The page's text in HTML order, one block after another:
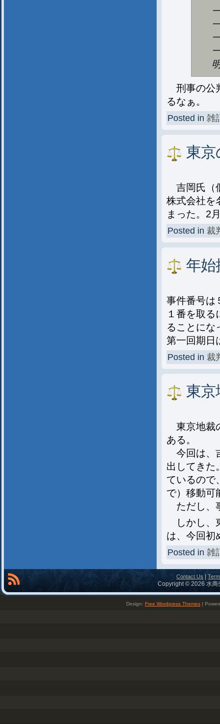
刑事の公
るなぁ。
Posted in 雑
東京
吉岡氏（
株式会社を
まった。2
Posted in 裁
年始
事件番号は
１番を取
ることにな
第一回期日
Posted in 裁
東京
東京地裁
ある。
今回は、
出してきた
ているので
で）移動可
ただし、
しかし、
は、今回初
Posted in 雑
Contact Us
Copyright © 2026 水商
Design: Free Wordpress Themes |